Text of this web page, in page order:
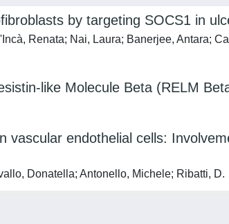
by targeting SOCS1 in
Renata; Nai, Laura; Banerjee, Antara;
like Molecule Beta (RELM
endothelial cells:
Donatella; Antonello, Michele; Ribatti, D.